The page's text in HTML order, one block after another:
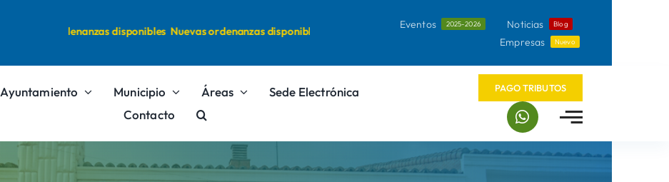
Nuevas ordenanzas disponibles Nuevas ordenanzas disponibles Eventos 2025-2026 Noticias Blog
Empresas Nuevo
Ayuntamiento Municipio Áreas
Sede Electrónica
Contacto
PAGO TRIBUTOS